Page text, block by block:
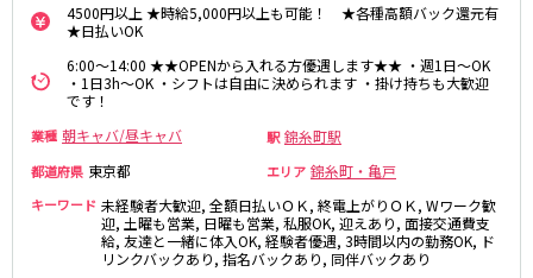
4500円以上 ★時給5,000円以上も可能！ ★各種高額バック還元有
★日払いOK
6:00～14:00 ★★OPENから入れる方優遇します★★ ・週1日～OK
・1日3h～OK ・シフトは自由に決められます ・掛け持ちも大歓迎
です！
業種 朝キャバ/昼キャバ 駅 錦糸町駅
都道府県 東京都 エリア 錦糸町・亀戸
キーワード 未経験者大歓迎, 全額日払いＯＫ, 終電上がりＯＫ, Wワーク歓
迎, 土曜も営業, 日曜も営業, 私服OK, 迎えあり, 面接交通費支
給, 友達と一緒に体入OK, 経験者優遇, 3時間以内の勤務OK, ド
リンクバックあり, 指名バックあり, 同伴バックあり
金町駅
北松戸駅
馬橋駅
東京メトロ千代田線
北千住駅
赤坂駅
湯島駅
綾瀬駅
町屋駅
西日暮里駅
表参道駅
乃木坂駅